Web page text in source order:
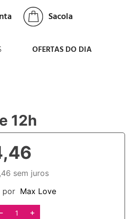
OFERTAS DO DIA
12h
,46
46 sem juros
por Max Love
＋
－